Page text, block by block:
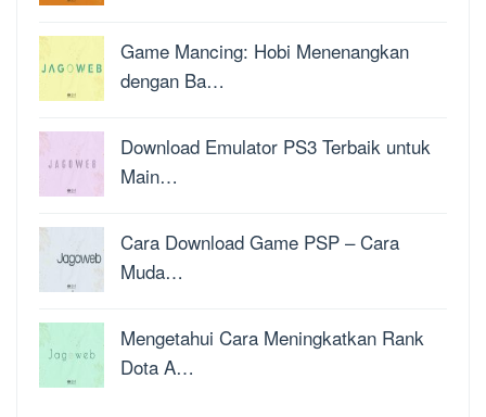
Game Mancing: Hobi Menenangkan
dengan Ba…
Download Emulator PS3 Terbaik untuk
Main…
Cara Download Game PSP – Cara
Muda…
Mengetahui Cara Meningkatkan Rank
Dota A…